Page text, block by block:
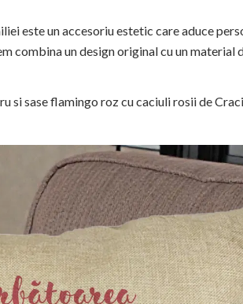
este un accesoriu estetic care aduce
combina un design original cu un material
si sase flamingo roz cu caciuli rosii de